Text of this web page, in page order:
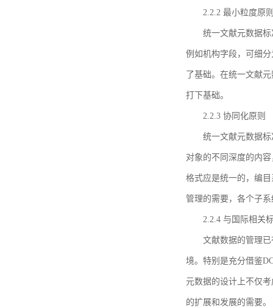
2.2.2 最小粒度原
统一文献元数据
例如机构字段，可细
了基础。在统一文献
打下基础。
2.2.3 协同化原则
统一文献元数据
对象的不同深度的内
格式应是统一的，编
管理的需要，各个子
2.2.4 与国际相关
文献数据的管理
境。特别是充分借鉴
元数据的设计上不仅
的扩展和发展的需要。